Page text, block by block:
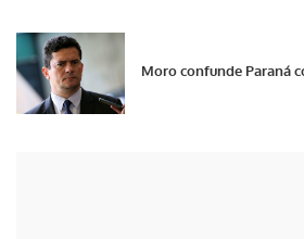
Moro confunde Paraná